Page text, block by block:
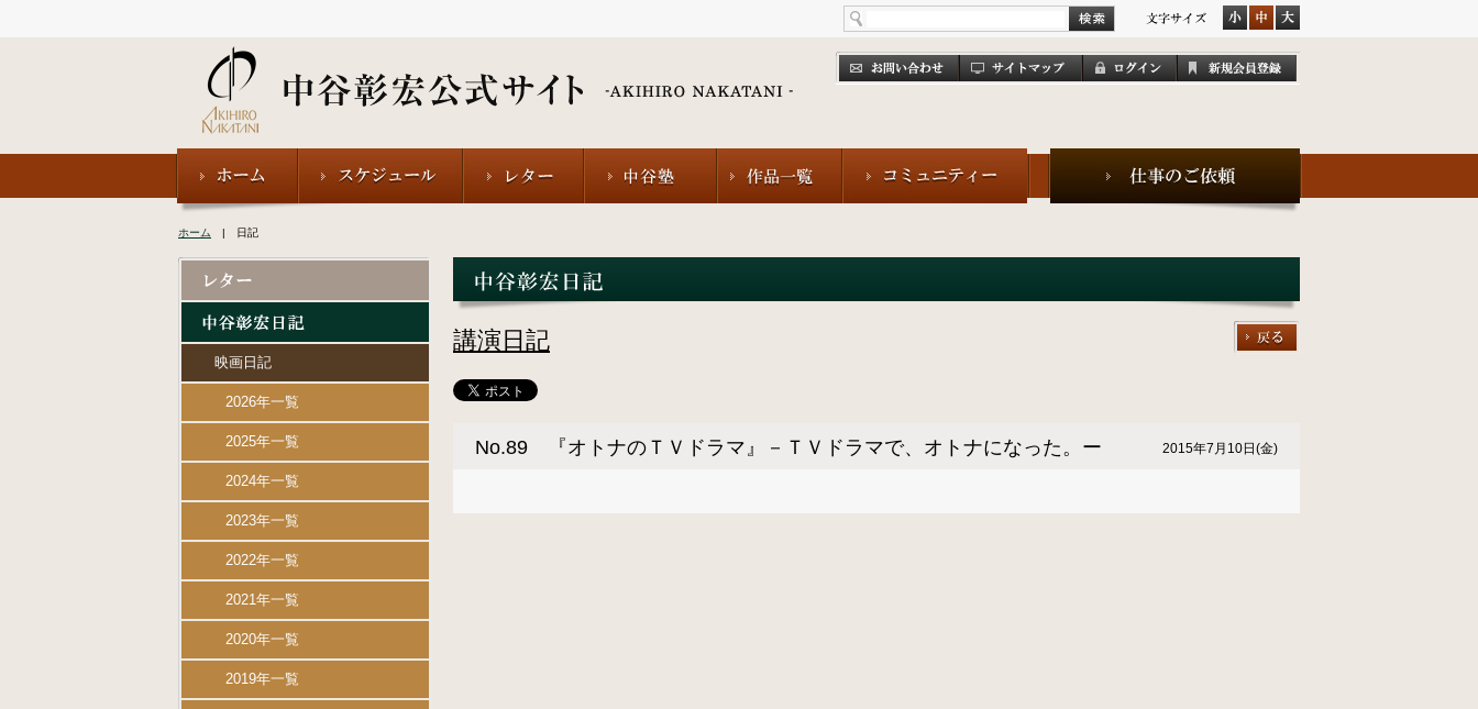
ホーム | 日記
講演日記
No.89 『オトナのＴＶドラマ』－ＴＶドラマで、オトナになった。ー 2015年7月10日(金)
映画日記
2026年一覧
2025年一覧
2024年一覧
2023年一覧
2022年一覧
2021年一覧
2020年一覧
2019年一覧